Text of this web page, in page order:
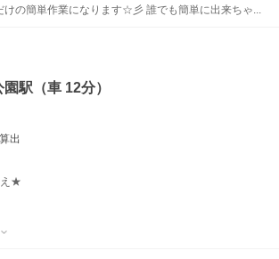
の簡単作業になります☆彡 誰でも簡単に出来ちゃ...
駅（車 12分）
出
え★